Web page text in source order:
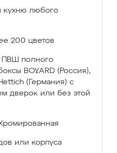
кухню любого
200 цветов
ПВШ полного
BOYARD (Россия),
(Германия) с
дверок или без этой
или корпуса